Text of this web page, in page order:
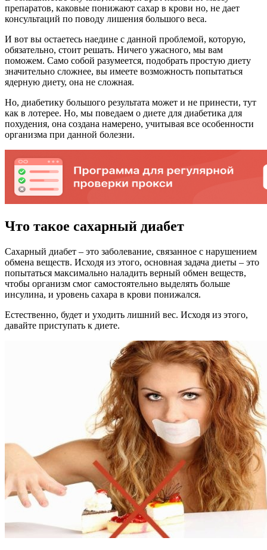
препаратов, каковые понижают сахар в крови но, не дает
консультаций по поводу лишения большого веса.
И вот вы остаетесь наедине с данной проблемой, которую,
обязательно, стоит решать. Ничего ужасного, мы вам
поможем. Само собой разумеется, подобрать простую диету
значительно сложнее, вы имеете возможность попытаться
ядерную диету, она не сложная.
Но, диабетику большого результата может и не принести, тут
как в лотерее. Но, мы поведаем о диете для диабетика для
похудения, она создана намерено, учитывая все особенности
организма при данной болезни.
Что такое сахарный диабет
Сахарный диабет – это заболевание, связанное с нарушением
обмена веществ. Исходя из этого, основная задача диеты – это
попытаться максимально наладить верный обмен веществ,
чтобы организм смог самостоятельно выделять больше
инсулина, и уровень сахара в крови понижался.
Естественно, будет и уходить лишний вес. Исходя из этого,
давайте приступать к диете.